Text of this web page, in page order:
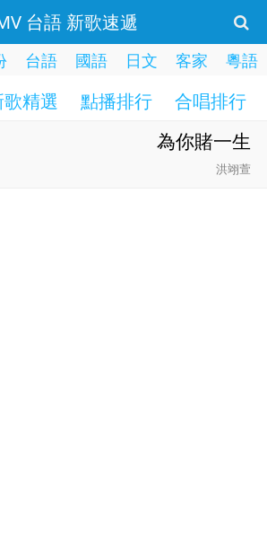
台語 新歌速遞
台語 國語 日文 客家 粵語
歌精選 點播排行 合唱排行
為你賭一生
洪翊萱